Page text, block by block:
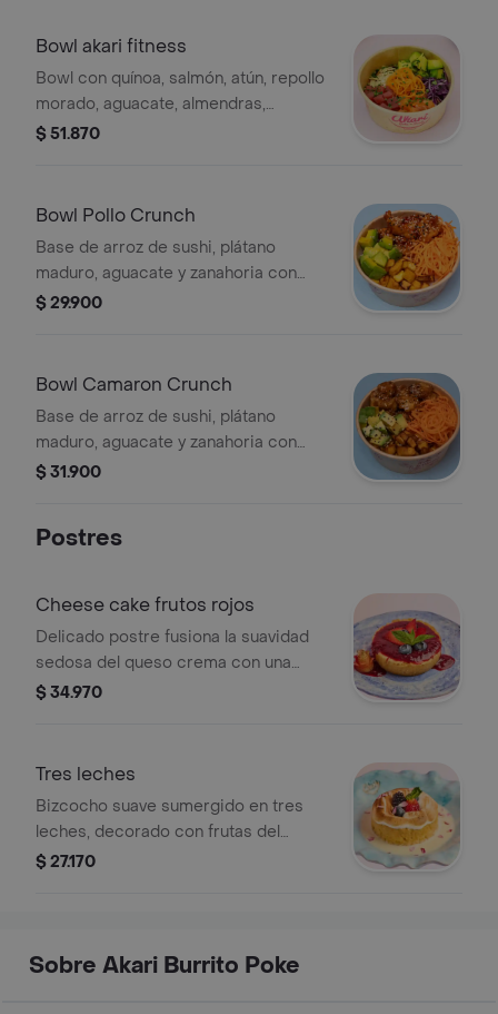
Bowl akari fitness
Bowl con quínoa, salmón, atún, repollo
morado, aguacate, almendras,
zanahoria, cebollina, mezclado con
$ 51.870
Bowl Pollo Crunch
Base de arroz de sushi, plátano
maduro, aguacate y zanahoria con
pechuga de pollo rebosado bañado
$ 29.900
Bowl Camaron Crunch
Base de arroz de sushi, plátano
maduro, aguacate y zanahoria con
camarón rebosado bañado en salsa a
$ 31.900
Postres
Cheese cake frutos rojos
Delicado postre fusiona la suavidad
sedosa del queso crema con una
base de galleta crujiente, que
superior.
$ 34.970
Tres leches
Bizcocho suave sumergido en tres
leches, decorado con frutas del
bosque como fresa, mora y arándano,
$ 27.170
Sobre Akari Burrito Poke